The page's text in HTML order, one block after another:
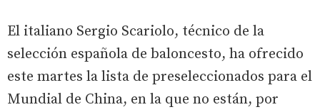
El italiano Sergio Scariolo, técnico de la
selección española de baloncesto, ha ofrecido
este martes la lista de preseleccionados para el
Mundial de China, en la que no están, por